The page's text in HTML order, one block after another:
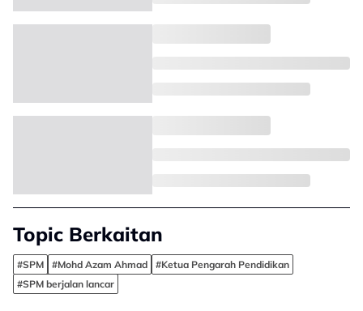
Topic Berkaitan
#SPM #Mohd Azam Ahmad
#Ketua Pengarah Pendidikan
#SPM berjalan lancar